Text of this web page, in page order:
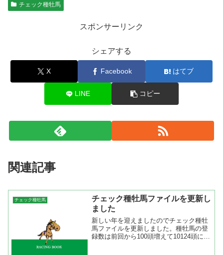
チェック種牡馬
スポンサーリンク
シェアする
X Facebook はてブ
LINE コピー
関連記事
チェック種牡馬
チェック種牡馬ファイルを更新し
ました
新しい年を迎えましたのでチェック種牡
馬ファイルを更新しました。種牡馬の登
録数は前回から100頭増えて10124頭にな